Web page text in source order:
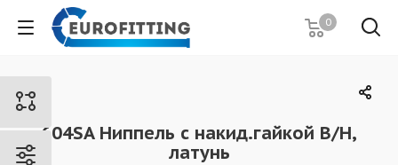
0
604SA Ниппель с накид.гайкой В/Н,
латунь